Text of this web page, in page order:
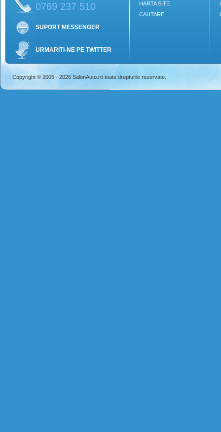
0769 237 510
SUPORT MESSENGER
URMARITI-NE PE TWITTER
HARTA SITE
CAUTARE
Copyright © 2005 - 2026 SalonAuto.ro toate drepturile rezervate.